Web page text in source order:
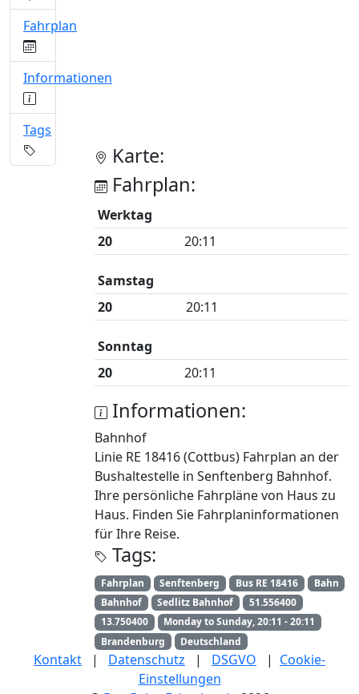
Karte:
Fahrplan:
Werktag
20
20:11
Samstag
20
20:11
Sonntag
20
20:11
Informationen:
Bahnhof
Linie RE 18416 (Cottbus) Fahrplan an der
Bushaltestelle in Senftenberg Bahnhof.
Ihre persönliche Fahrpläne von Haus zu
Haus. Finden Sie Fahrplaninformationen
für Ihre Reise.
Tags:
Fahrplan Senftenberg Bus RE 18416
Bahn
Bahnhof
Sedlitz Bahnhof
51.556400
13.750400
Monday to Sunday, 20:11 - 20:11
Brandenburg
Deutschland
Fahrplan
Informationen
Tags
Kontakt | Datenschutz | DSGVO | Cookie-
Einstellungen